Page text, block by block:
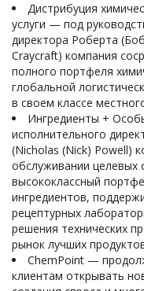
Дистрибуция
услуги — под
директора Роберта
Craycraft) компания
полного портфеля
глобальной
в своем классе
Ингредиенты +
исполнительного
(Nicholas (Nick) Powell)
обслуживании целевых
высококлассный
ингредиентов,
рецептурных
решения технических
рынок лучших
ChemPoint —
клиентам открывать